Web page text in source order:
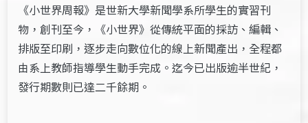
《小世界周報》是世新大學新聞學系所學生的實習刊
物，創刊至今，《小世界》從傳統平面的採訪、編輯、
排版至印刷，逐步走向數位化的線上新聞產出，全程都
由系上教師指導學生動手完成。迄今已出版逾半世紀，
發行期數則已達二千餘期。